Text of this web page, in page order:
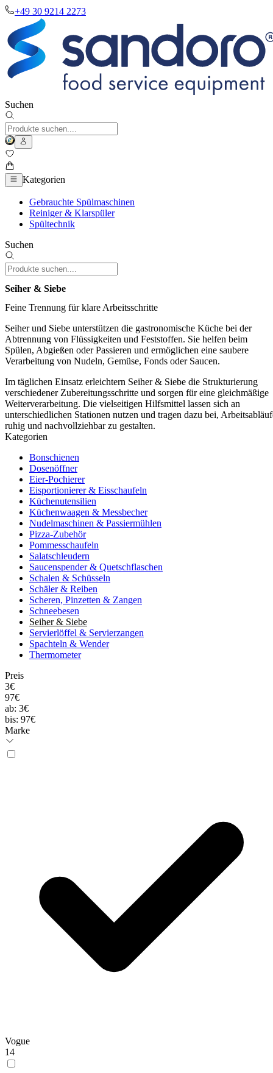
+49 30 9214 2273
Suchen
Kategorien
Gebrauchte Spülmaschinen
Reiniger & Klarspüler
Spültechnik
Suchen
Seiher & Siebe
Feine Trennung für klare Arbeitsschritte
Seiher und Siebe unterstützen die gastronomische Küche bei der
Abtrennung von Flüssigkeiten und Feststoffen. Sie helfen beim
Spülen, Abgießen oder Passieren und ermöglichen eine saubere
Verarbeitung von Nudeln, Gemüse, Fonds oder Saucen.
Im täglichen Einsatz erleichtern Seiher & Siebe die Strukturierung
verschiedener Zubereitungsschritte und sorgen für eine gleichmäßige
Weiterverarbeitung. Die vielseitigen Hilfsmittel lassen sich an
unterschiedlichen Stationen nutzen und tragen dazu bei,
ruhig und nachvollziehbar zu gestalten.
Kategorien
Bonschienen
Dosenöffner
Eier-Pochierer
Eisportionierer & Eisschaufeln
Küchenutensilien
Küchenwaagen & Messbecher
Nudelmaschinen & Passiermühlen
Pizza-Zubehör
Pommesschaufeln
Salatschleudern
Saucenspender & Quetschflaschen
Schalen & Schüsseln
Schäler & Reiben
Scheren, Pinzetten & Zangen
Schneebesen
Seiher & Siebe
Servierlöffel & Servierzangen
Spachteln & Wender
Thermometer
Preis
3€
97€
ab: 3€
bis: 97€
Marke
Vogue
14